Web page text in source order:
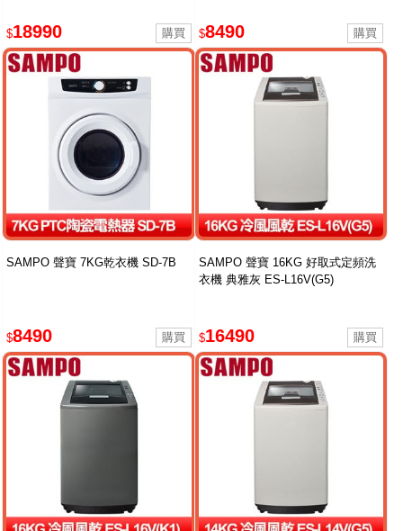
$18990 $8490
SAMPO 聲寶 7KG乾衣機 SD-7B
$8490
SAMPO 聲寶 16KG 好取式定頻洗
衣機 典雅灰 ES-L16V(G5)
$16490